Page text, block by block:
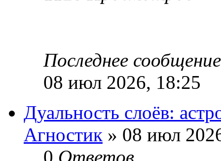
Последнее
08 июл 2026, 18:25
Дуальность слоёв:
Агностик » 08 июл
0 Ответов